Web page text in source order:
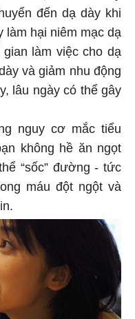
đến dạ dày khi
hại niêm mạc dạ
làm việc cho dạ
và giảm nhu động
lâu ngày có thể gây
nguy cơ mắc tiểu
không hề ăn ngọt
“sốc” đường - tức
máu đột ngột và